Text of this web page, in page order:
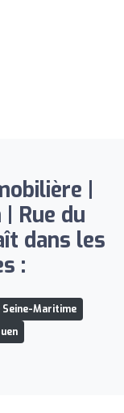
|
Rue du
dans les
:
Maritime